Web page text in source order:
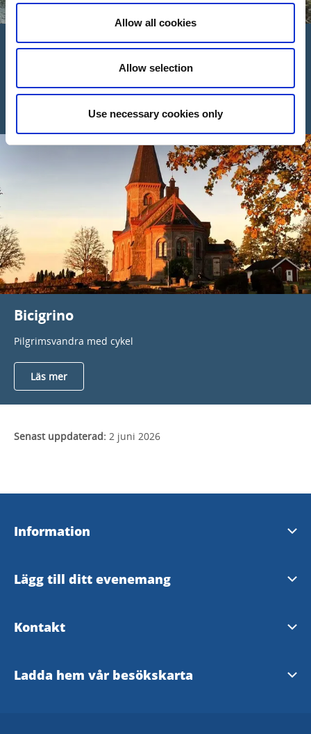
Allow all cookies
Allow selection
Use necessary cookies only
Kesberget Bikepark
Actionfylld downhill- och endurocykling på Kesberget
Bicigrino
Pilgrimsvandra med cykel
Läs mer
Senast uppdaterad: 2 juni 2026
Information
Tillgänglighetsredogörelse
Lägg till ditt evenemang
Evenemangsformulär
Kontakt
Kontakta oss
Ladda hem vår besökskarta